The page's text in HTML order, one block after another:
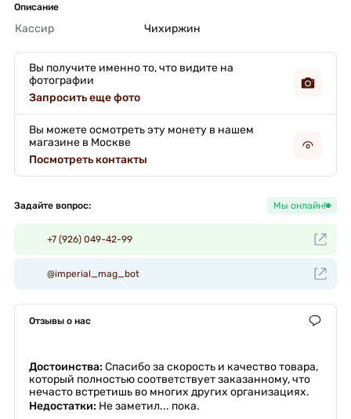
Описание
Кассир Чихиржин
Вы получите именно то, что видите на
фотографии
Запросить еще фото
Вы можете осмотреть эту монету в нашем
магазине в Москве
Посмотреть контакты
Задайте вопрос: Мы онлайн!
+7 (926) 049-42-99
@imperial_mag_bot
Отзывы о нас
Достоинства: Спасибо за скорость и качество товара,
который полностью соответствует заказанному, что
нечасто встретишь во многих других организациях.
Недостатки: Не заметил... пока.